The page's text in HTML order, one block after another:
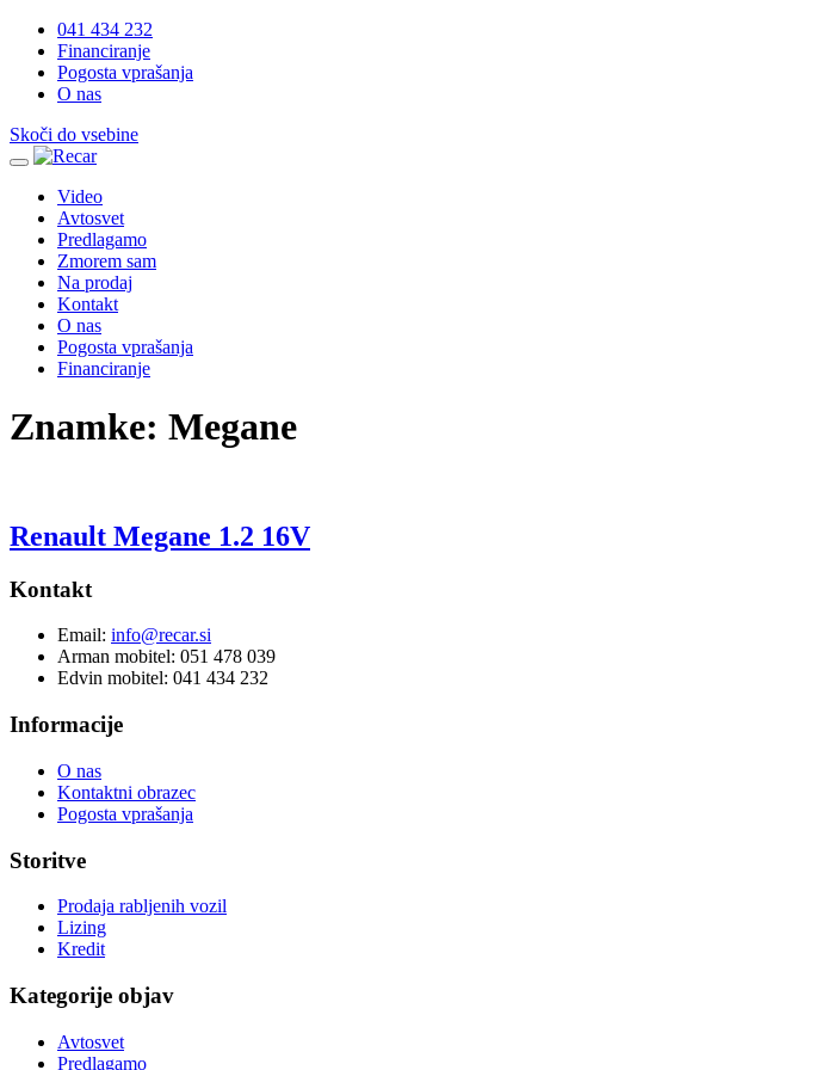
041 434 232
Financiranje
Pogosta vprašanja
O nas
Skoči do vsebine
Video
Avtosvet
Predlagamo
Zmorem sam
Na prodaj
Kontakt
O nas
Pogosta vprašanja
Financiranje
Znamke: Megane
Renault Megane 1.2 16V
Kontakt
Email: info@recar.si
Arman mobitel: 051 478 039
Edvin mobitel: 041 434 232
Informacije
O nas
Kontaktni obrazec
Pogosta vprašanja
Storitve
Prodaja rabljenih vozil
Lizing
Kredit
Kategorije objav
Avtosvet
Predlagamo